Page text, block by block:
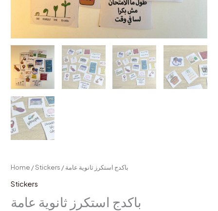
Home /Stickers / باكدج استكرز ثانوية عامة
Stickers
باكدج استكرز ثانوية عامة